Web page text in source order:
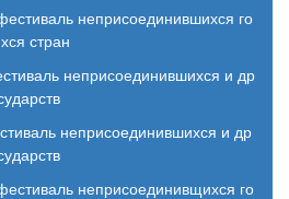
неприсоединившихся го
стран
неприсоединившихся и др
неприсоединившихся и др
неприсоединивщихся го